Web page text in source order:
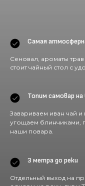
Самая
Сеновал, ароматы
стоит чайный стол с
Топим самовар на
Завариваем иван чай
угощаем блинчиками,
наши повара.
3 метра до реки
Отдельный выход на